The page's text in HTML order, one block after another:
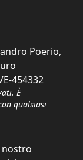
Poerio,
454332
È
qualsiasi
nostro